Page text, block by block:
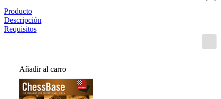
Producto
Descripción
Requisitos
Añadir al carro